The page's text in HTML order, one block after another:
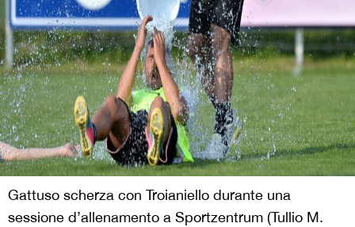
Gattuso scherza con Troianiello durante una
sessione d’allenamento a Sportzentrum (Tullio M.